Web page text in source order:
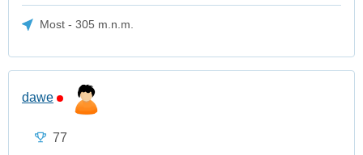
Most - 305 m.n.m.
dawe
77